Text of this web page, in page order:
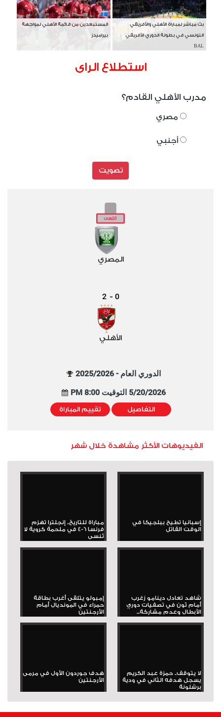
بث مباشر لمباراة الأهلي والأفريقي
التونسي في بطولة الدوري الأفريقي
BAL
المستبعدين من قائمة الأهلي لمواجهة
بيراميدز
استطلاع الراى
مدرب الأهلي القادم؟
مصري
أجنبي
تصويت
المصري
0
-
2
الأهلي
الدوري العام - 2025/2026
5/20/2026 التوقيت 8:00 PM
التفاصيل تقييم المباراة
الفيديوهات الأكثر مشاهدة خلال شهر
إسبانيا تطيح ببلجيكا في
الوقت القاتل
مباراة للتاريخ.. إنجلترا تهزم
فرنسا 6-4 في ملحمة كروية لا
تُنسى
شاهد تعادل دينامو زغرب
أمام ثون في تصفيات دوري
الأبطال وعدم مشاركة...
إمبولو يتلقى أغرب بطاقة
حمراء في المونديال أمام
الأرجنتين
لا يتوقف.. حمزة عبد الكريم
يسجل هدفه الثاني في ودية
برشلونة
هدف جوردون الأول في مرمى
الأرجنتين